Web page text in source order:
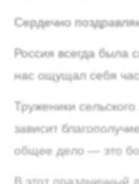
Сердечно
Россия всегда была
нас ощущал себя
Труженики
зависит
общее дело — это